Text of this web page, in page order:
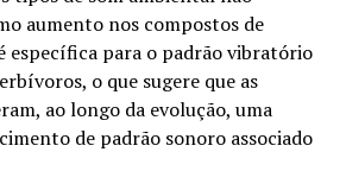
aumento nos compostos de
específica para o padrão vibratório
o que sugere que as
ao longo da evolução, uma
de padrão sonoro associado